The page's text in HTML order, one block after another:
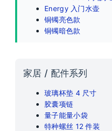
Energy 入门水壶
铜镯亮色款
铜镯暗色款
家居 / 配件系列
玻璃杯垫 4 尺寸
胶囊项链
量子能量小袋
特种螺丝 12 件装